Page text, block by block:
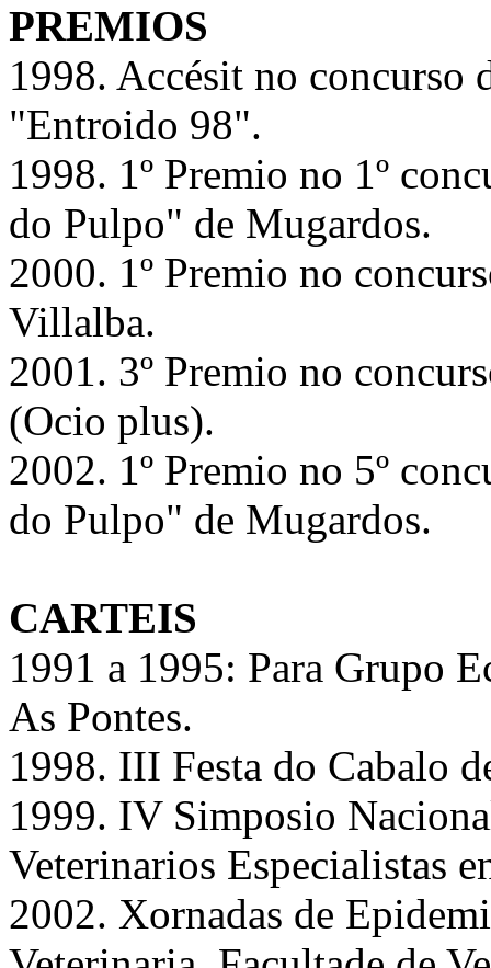
PREMIOS
1998. Accésit no concurso
"Entroido 98".
1998. 1º Premio no 1º
do Pulpo" de Mugardos.
2000. 1º Premio no
Villalba.
2001. 3º Premio no
(Ocio plus).
2002. 1º Premio no 5º
do Pulpo" de Mugardos.
CARTEIS
1991 a 1995: Para Grupo
As Pontes.
1998. III Festa do Cabalo
1999. IV Simposio
Veterinarios Especialistas
2002. Xornadas de